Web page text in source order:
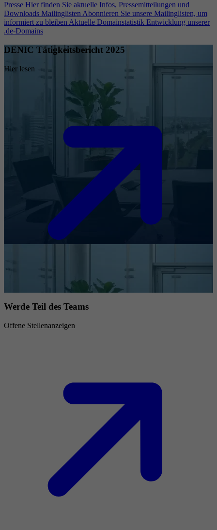
Presse Hier finden Sie aktuelle Infos, Pressemitteilungen und
Downloads Mailinglisten Abonnieren Sie unsere Mailinglisten, um
informiert zu bleiben Aktuelle Domainstatistik Entwicklung unserer
.de-Domains
DENIC Tätigkeitsbericht 2025
Hier lesen
Werde Teil des Teams
Offene Stellenanzeigen